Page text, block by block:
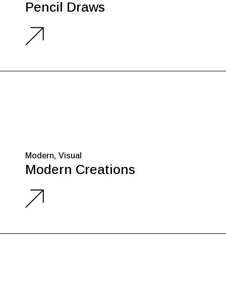
Pencil Draws
Modern Visual
Modern Creations